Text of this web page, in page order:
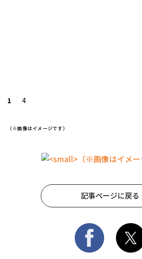
1 4
（※画像はイメージです）
記事ページに戻る